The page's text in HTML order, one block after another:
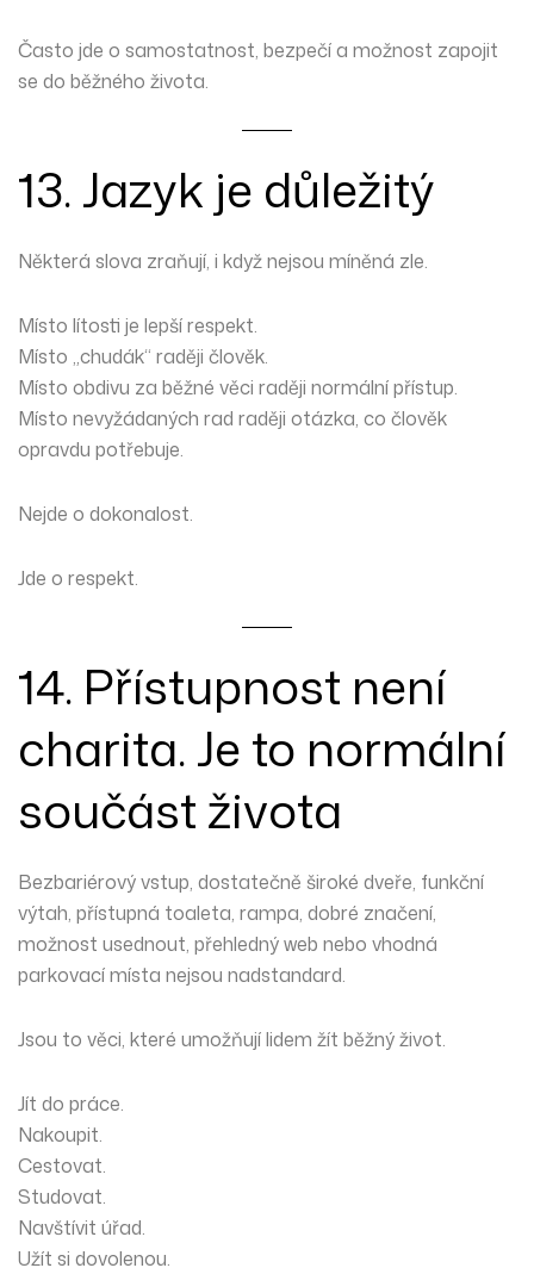
Často jde o samostatnost, bezpečí a možnost zapojit
se do běžného života.
13. Jazyk je důležitý
Některá slova zraňují, i když nejsou míněná zle.
Místo lítosti je lepší respekt.
Místo „chudák“ raději člověk.
Místo obdivu za běžné věci raději normální přístup.
Místo nevyžádaných rad raději otázka, co člověk
opravdu potřebuje.
Nejde o dokonalost.
Jde o respekt.
14. Přístupnost není
charita. Je to normální
součást života
Bezbariérový vstup, dostatečně široké dveře, funkční
výtah, přístupná toaleta, rampa, dobré značení,
možnost usednout, přehledný web nebo vhodná
parkovací místa nejsou nadstandard.
Jsou to věci, které umožňují lidem žít běžný život.
Jít do práce.
Nakoupit.
Cestovat.
Studovat.
Navštívit úřad.
Užít si dovolenou.